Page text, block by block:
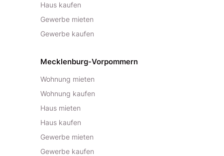
Haus kaufen
Gewerbe mieten
Gewerbe kaufen
Mecklenburg-Vorpommern
Wohnung mieten
Wohnung kaufen
Haus mieten
Haus kaufen
Gewerbe mieten
Gewerbe kaufen